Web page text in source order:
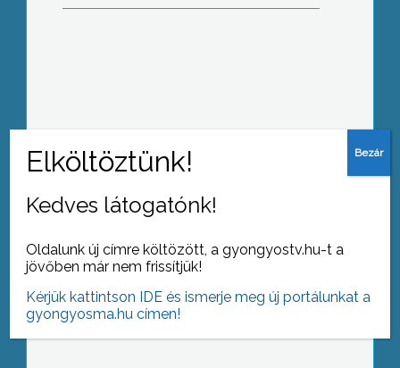
Egy régi hagyományt elevenített fel a
Mátra Múzeum azzal, hogy elindította
a vasárnapi matiné koncerteket
Kedves látogatónk!
Oldalunk új címre költözött, a gyongyostv.hu-t a
jövőben már nem frissítjük!
Kérjük kattintson IDE és ismerje meg új portálunkat a
gyongyosma.hu címen!